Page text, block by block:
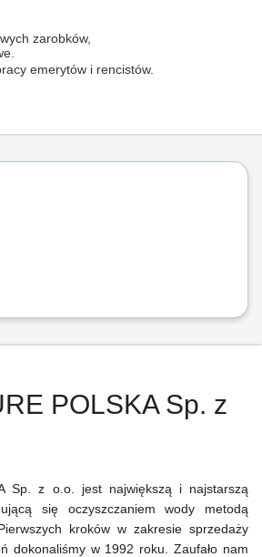
zarobków,
emerytów i rencistów.
POLSKA Sp. z
Sp. z o.o. jest największą i najstarszą
się oczyszczaniem wody metodą
kroków w zakresie sprzedaży
dokonaliśmy w 1992 roku. Zaufało nam